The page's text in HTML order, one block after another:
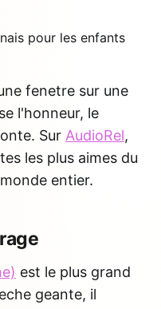
fenetre sur une
l'honneur, le
Sur AudioRel,
les plus aimes du
entier.
est le plus grand
geante, il